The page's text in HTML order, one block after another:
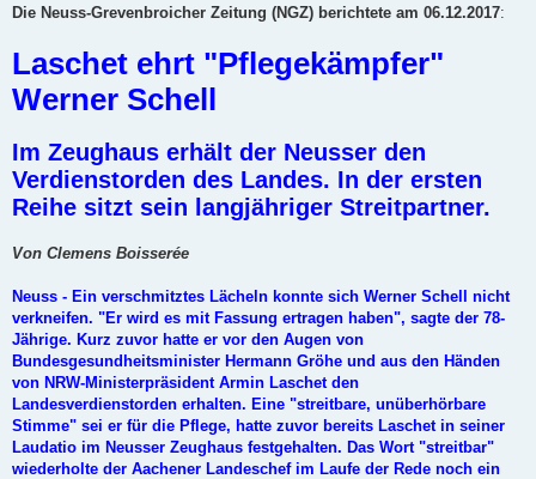
i
g
Die Neuss-Grevenbroicher Zeitung (NGZ) berichtete am 06.12.2017:
Laschet ehrt "Pflegekämpfer"
Werner Schell
Im Zeughaus erhält der Neusser den
Verdienstorden des Landes. In der ersten
Reihe sitzt sein langjähriger Streitpartner.
Von Clemens Boisserée
Neuss - Ein verschmitztes Lächeln konnte sich Werner Schell nicht
verkneifen. "Er wird es mit Fassung ertragen haben", sagte der 78-
Jährige. Kurz zuvor hatte er vor den Augen von
Bundesgesundheitsminister Hermann Gröhe und aus den Händen
von NRW-Ministerpräsident Armin Laschet den
Landesverdienstorden erhalten. Eine "streitbare, unüberhörbare
Stimme" sei er für die Pflege, hatte zuvor bereits Laschet in seiner
Laudatio im Neusser Zeughaus festgehalten. Das Wort "streitbar"
wiederholte der Aachener Landeschef im Laufe der Rede noch ein